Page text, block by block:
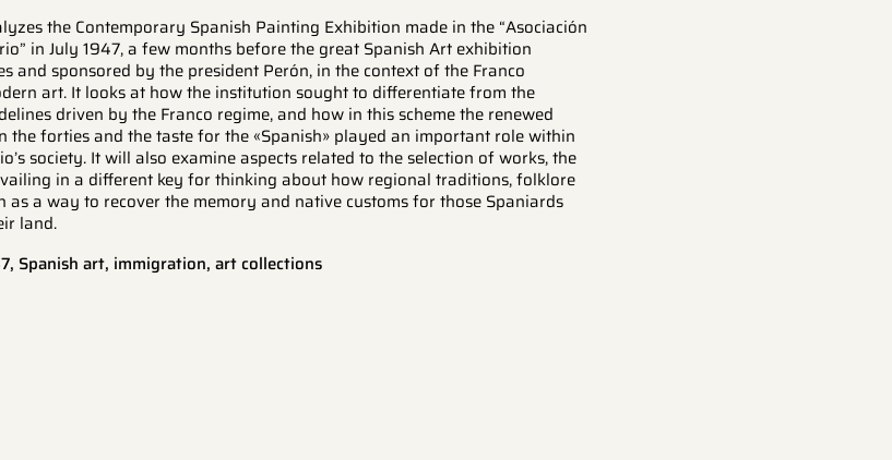
the Contemporary Spanish Painting Exhibition made in the “Asociación
in July 1947, a few months before the great Spanish Art exhibition
and sponsored by the president Perón, in the context of the Franco
art. It looks at how the institution sought to differentiate from the
driven by the Franco regime, and how in this scheme the renewed
the forties and the taste for the «Spanish» played an important role within
society. It will also examine aspects related to the selection of works, the
in a different key for thinking about how regional traditions, folklore
as a way to recover the memory and native customs for those Spaniards
land.
Spanish art, immigration, art collections